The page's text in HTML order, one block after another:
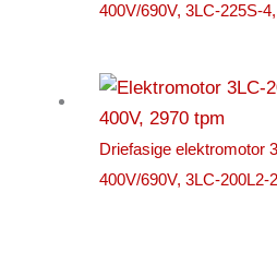
400V/690V, 3LC-225S-
Driefasige elektromotor
400V/690V, 3LC-200L2-